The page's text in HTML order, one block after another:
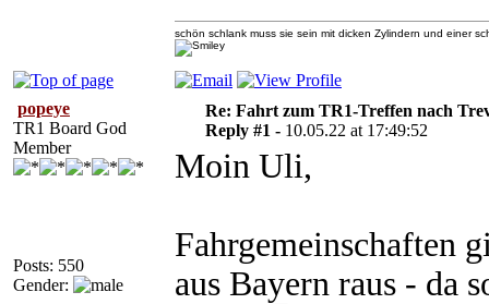
schön schlank muss sie sein mit dicken Zylindern und einer
popeye
TR1 Board God
Member
Posts: 550
Gender:
Re: Fahrt zum TR1-Treffen nach
Reply #1 - 10.05.22 at 17:49:52
Moin Uli,
Fahrgemeinschaften
aus Bayern raus - da